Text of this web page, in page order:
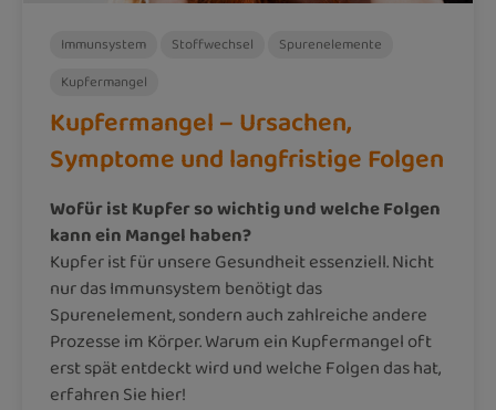
Immunsystem Stoffwechsel
Spurenelemente
Kupfermangel
Kupfermangel – Ursachen,
Symptome und langfristige Folgen
Wofür ist Kupfer so wichtig und welche Folgen
kann ein Mangel haben?
Kupfer ist für unsere Gesundheit essenziell. Nicht
nur das Immunsystem benötigt das
Spurenelement, sondern auch zahlreiche andere
Prozesse im Körper. Warum ein Kupfermangel oft
erst spät entdeckt wird und welche Folgen das hat,
erfahren Sie hier!